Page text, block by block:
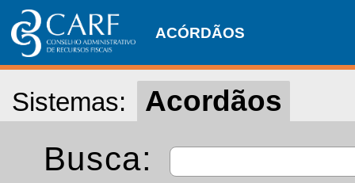
ACÓRDÃOS
Sistemas: Acordãos
Busca: